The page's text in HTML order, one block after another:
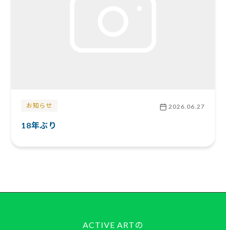
お知らせ 2026.06.27
18年ぶり
ACTIVE ARTの